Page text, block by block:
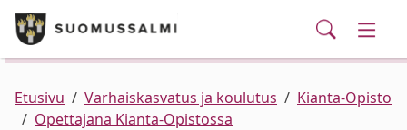
Siirry pääsisältöön
Puhelinluettelo/yhteystiedot
Palvelut
Ajankohtaista
Verkkokauppa
Haku
Kunta ja hallinto
Asuminen ja ympäristö
Etusivu Varhaiskasvatus ja koulutus
Kianta-Opisto
Opettajana Kianta-Opistossa